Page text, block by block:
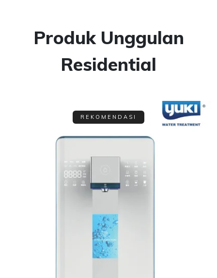
Produk Unggulan
Residential
REKOMENDASI